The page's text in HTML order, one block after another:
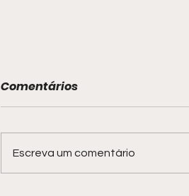
Comentários
Escreva um comentário